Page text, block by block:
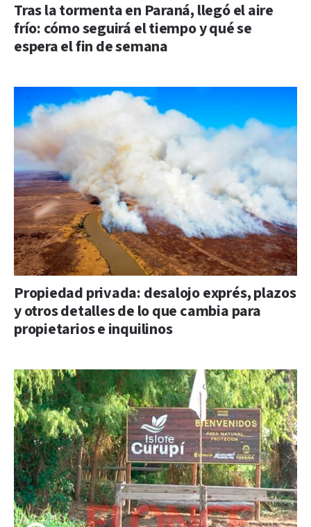
Tras la tormenta en Paraná, llegó el aire
frío: cómo seguirá el tiempo y qué se
espera el fin de semana
Propiedad privada: desalojo exprés, plazos
y otros detalles de lo que cambia para
propietarios e inquilinos